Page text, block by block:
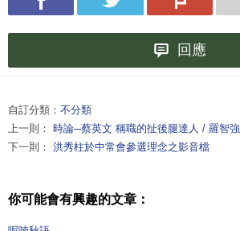
回應
自訂分類： 不分類
上一則： 時論─蔡英文 稱職的扯後腿達人 / 羅智強
下一則： 洪秀柱於中常會參選理念之影音檔
你可能會有興趣的文章：